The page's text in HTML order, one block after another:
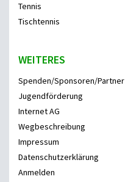
Tennis
Tischtennis
WEITERES
Spenden/Sponsoren/Partner
Jugendförderung
Internet AG
Wegbeschreibung
Impressum
Datenschutzerklärung
Anmelden